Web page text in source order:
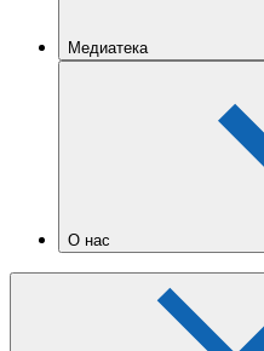
Медиатека
О нас